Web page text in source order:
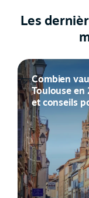
Les
Combien
Toulouse
et conseils